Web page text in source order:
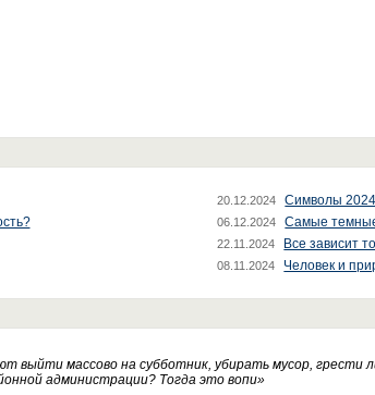
20.12.2024 Символы
06.12.2024 Самые
22.11.2024 Все зависит
08.11.2024 Человек и
выйти массово на субботник, убирать мусор, грести
администрации? Тогда это вопи»